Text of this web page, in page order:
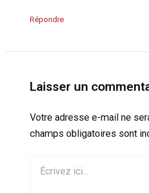
Répondre
Laisser un
Votre adresse e-mail ne
champs obligatoires sont
ici…